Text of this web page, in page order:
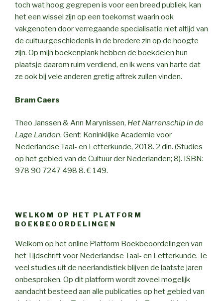
toch wat hoog gegrepen is voor een breed publiek, kan
het een wissel zijn op een toekomst waarin ook
vakgenoten door verregaande specialisatie niet altijd van
de cultuurgeschiedenis in de bredere zin op de hoogte
zijn. Op mijn boekenplank hebben de boekdelen hun
plaatsje daarom ruim verdiend, en ik wens van harte dat
ze ook bij vele anderen gretig aftrek zullen vinden.
Bram Caers
Theo Janssen & Ann Marynissen, Het Narrenschip in de
Lage Landen. Gent: Koninklijke Academie voor
Nederlandse Taal- en Letterkunde, 2018. 2 dln. (Studies
op het gebied van de Cultuur der Nederlanden; 8). ISBN:
978 90 7247 498 8. € 149.
WELKOM OP HET PLATFORM
BOEKBEOORDELINGEN
Welkom op het online Platform Boekbeoordelingen van
het Tijdschrift voor Nederlandse Taal- en Letterkunde. Te
veel studies uit de neerlandistiek blijven de laatste jaren
onbesproken. Op dit platform wordt zoveel mogelijk
aandacht besteed aan alle publicaties op het gebied van